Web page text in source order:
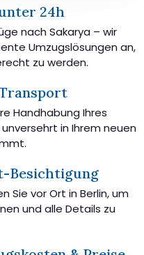
24h
nach Sakarya – wir
Umzugslösungen an,
zu werden.
Handhabung Ihres
in Ihrem neuen
Besichtigung
Sie vor Ort in Berlin, um
und alle Details zu